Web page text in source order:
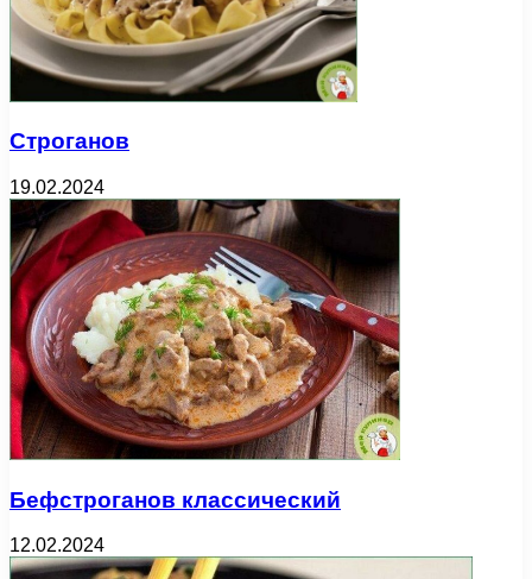
Строганов
19.02.2024
Бефстроганов классический
12.02.2024